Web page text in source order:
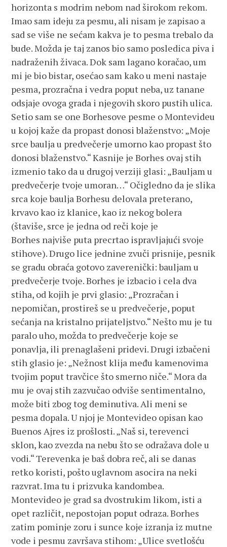
horizonta s modrim nebom nad širokom rekom.
Imao sam ideju za pesmu, ali nisam je zapisao a
sad se više ne sećam kakva je to pesma trebalo da
bude. Možda je taj zanos bio samo posledica piva i
nadraženih živaca. Dok sam lagano koračao, um
mi je bio bistar, osećao sam kako u meni nastaje
pesma, prozračna i vedra poput neba, uz tanane
odsjaje ovoga grada i njegovih skoro pustih ulica.
Setio sam se one Borhesove pesme o Montevideu
u kojoj kaže da propast donosi blaženstvo: „Moje
srce baulja u predvečerje umorno kao propast što
donosi blaženstvo.“ Kasnije je Borhes ovaj stih
izmenio tako da u drugoj verziji glasi: „Bauljam u
predvečerje tvoje umoran…“ Očigledno da je slika
srca koje baulja Borhesu delovala preterano,
krvavo kao iz klanice, kao iz nekog bolera
(štaviše, srce je jedna od reči koje je
Borhes najviše puta precrtao ispravljajući svoje
stihove). Drugo lice jednine zvuči prisnije, pesnik
se gradu obraća gotovo zaverenički: bauljam u
predvečerje tvoje. Borhes je izbacio i cela dva
stiha, od kojih je prvi glasio: „Prozračan i
nepomičan, prostireš se u predvečerje, poput
sećanja na kristalno prijateljstvo.“ Nešto mu je tu
paralo uho, možda to predvečerje koje se
ponavlja, ili prenaglašeni pridevi. Drugi izbačeni
stih glasio je: „Nežnost klija među kamenovima
tvojim poput travčice što smerno niče.“ Mora da
mu je ovaj stih zazvučao odviše sentimentalno,
može biti zbog tog deminutiva. Ali meni se
pesma dopala. U njoj je Montevideo opisan kao
Buenos Ajres iz prošlosti. „Naš si, terevenci
sklon, kao zvezda na nebu što se odražava dole u
vodi.“ Terevenka je baš dobra reč, ali se danas
retko koristi, pošto uglavnom asocira na neki
razvrat. Ima tu i prizvuka kandombea.
Montevideo je grad sa dvostrukim likom, isti a
opet različit, nepostojan poput odraza. Borhes
zatim pominje zoru i sunce koje izranja iz mutne
vode i pesmu završava stihom: „Ulice svetlošću